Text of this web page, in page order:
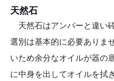
天然石
天然石はアンバーと違い
選別は基本的に必要ありま
いため余分なオイルが器の
に中身を出してオイルを拭